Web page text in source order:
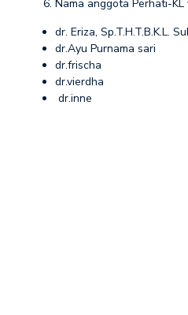
Nama anggota Perhati-
dr. Eriza, Sp.T.H.T.B.K.L.
dr.Ayu Purnama sari
dr.frischa
dr.vierdha
dr.inne